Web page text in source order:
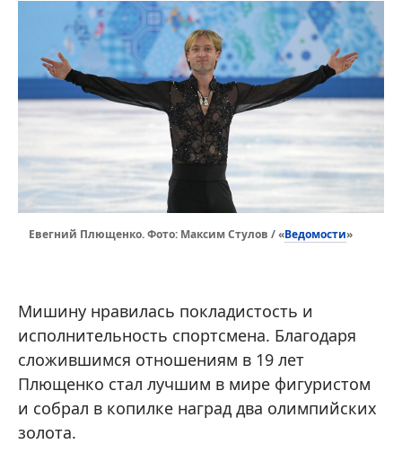
Евегний Плющенко. Фото: Максим Стулов / «Ведомости»
Мишину нравилась покладистость и
исполнительность спортсмена. Благодаря
сложившимся отношениям в 19 лет
Плющенко стал лучшим в мире фигуристом
и собрал в копилке наград два олимпийских
золота.